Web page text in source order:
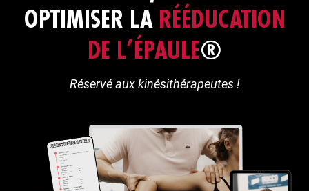
OPTIMISER LARÉÉDUCATION
DE L’ÉPAULE®
Réservé aux kinésithérapeutes !